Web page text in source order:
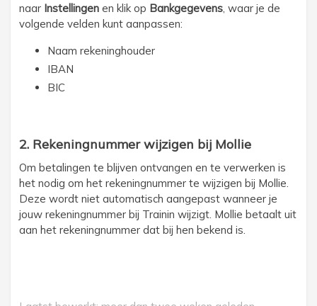
naar Instellingen en klik op Bankgegevens, waar je de
volgende velden kunt aanpassen:
Naam rekeninghouder
IBAN
BIC
2. Rekeningnummer wijzigen bij Mollie
Om betalingen te blijven ontvangen en te verwerken is
het nodig om het rekeningnummer te wijzigen bij Mollie.
Deze wordt niet automatisch aangepast wanneer je
jouw rekeningnummer bij Trainin wijzigt. Mollie betaalt uit
aan het rekeningnummer dat bij hen bekend is.